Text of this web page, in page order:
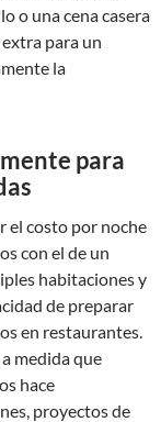
o una cena casera
para un
la
para
el costo por noche
con el de un
habitaciones y
de preparar
en restaurantes.
medida que
hace
proyectos de